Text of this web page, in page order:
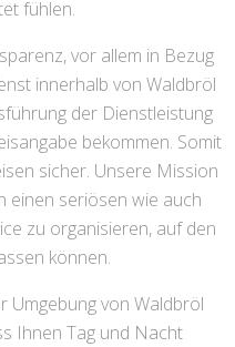
fühlen.
vor allem in Bezug
innerhalb von Waldbröl
der Dienstleistung
bekommen. Somit
sicher. Unsere Mission
einen seriösen wie auch
zu organisieren, auf den
können.
Umgebung von Waldbröl
Ihnen Tag und Nacht